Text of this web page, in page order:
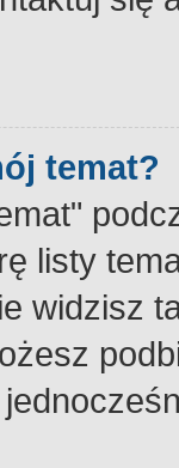
temat?
listy
widzisz